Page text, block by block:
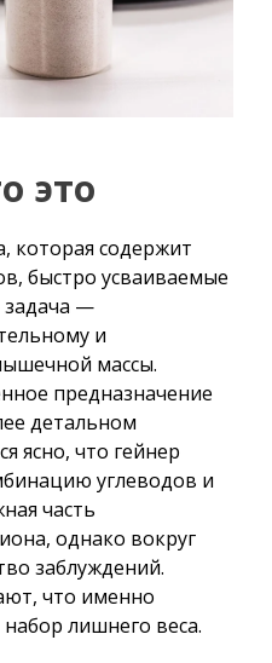
это
которая содержит
быстро усваиваемые
задача —
и
массы.
предназначение
детальном
ясно, что гейнер
углеводов и
часть
однако вокруг
заблуждений.
что именно
лишнего веса.